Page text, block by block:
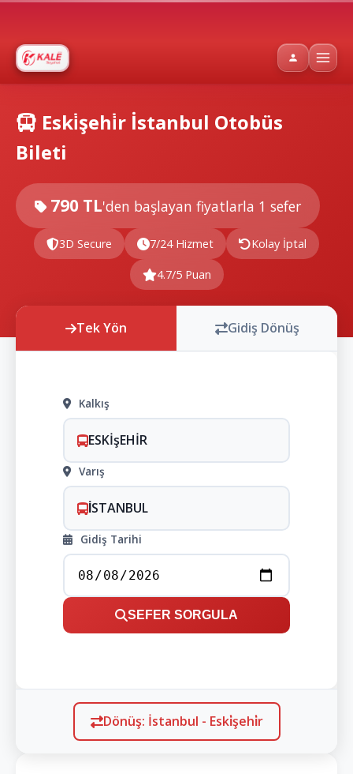
Eski̇şehi̇r İstanbul Otobüs
Bileti
790 TL'den başlayan fiyatlarla 1 sefer
3D Secure 7/24 Hizmet Kolay İptal
4.7/5 Puan
Tek Yön Gidiş Dönüş
Kalkış
ESKİşEHİR
Varış
İSTANBUL
Gidiş Tarihi
SEFER SORGULA
Dönüş: İstanbul - Eski̇şehi̇r